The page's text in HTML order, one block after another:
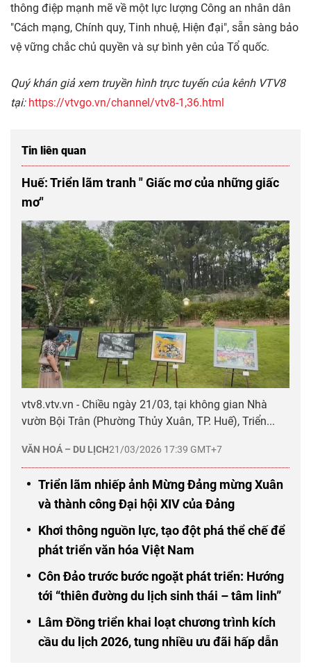
thông điệp mạnh mẽ về một lực lượng Công an nhân dân
"Cách mạng, Chính quy, Tinh nhuệ, Hiện đại", sẵn sàng bảo
vệ vững chắc chủ quyền và sự bình yên của Tổ quốc.
Quý khán giả xem truyền hình trực tuyến của kênh VTV8
tại: https://vtvgo.vn/channel/vtv8-1,36.html
Tin liên quan
Huế: Triển lãm tranh " Giấc mơ của những giấc
mơ"
VĂN HOÁ – DU LỊCH21/03/2026 17:39 GMT+7
vtv8.vtv.vn - Chiều ngày 21/03, tại không gian Nhà
vườn Bội Trân (Phường Thủy Xuân, TP. Huế), Triển...
Triển lãm nhiếp ảnh Mừng Đảng mừng Xuân
và thành công Đại hội XIV của Đảng
Khơi thông nguồn lực, tạo đột phá thể chế để
phát triển văn hóa Việt Nam
Côn Đảo trước bước ngoặt phát triển: Hướng
tới “thiên đường du lịch sinh thái – tâm linh”
Lâm Đồng triển khai loạt chương trình kích
cầu du lịch 2026, tung nhiều ưu đãi hấp dẫn